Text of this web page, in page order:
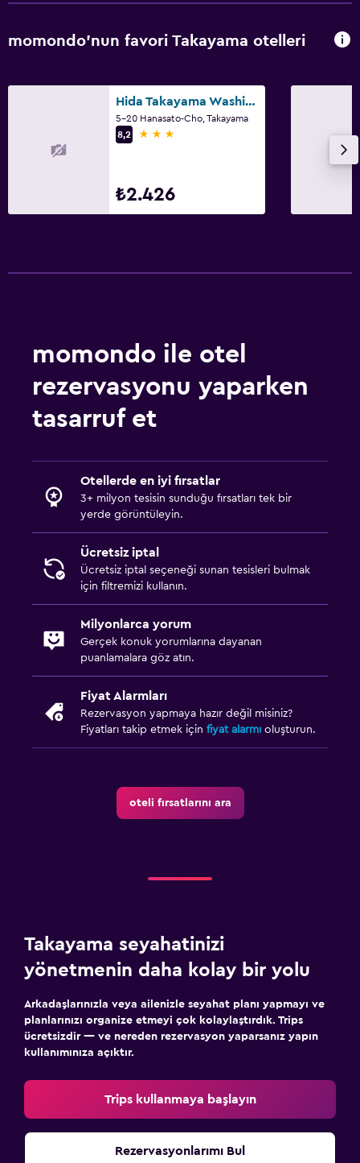
Elbise askılığı
Havuz ve spa
Masaj
Teras/Veranda
Çalışma alanı
Çalışma masası
Yapılacaklar
Termal banyo
Aile dostu
Çocuk menüsü
momondo'nun favori Takayama otelleri
Hida Takayama Washington Hotel Plaza
5-20 Hanasato-Cho, Takayama
8,2
3 yıldız
₺2.426
momondo ile otel
rezervasyonu yaparken
tasarruf et
Otellerde en iyi fırsatlar
3+ milyon tesisin sunduğu fırsatları tek bir
yerde görüntüleyin.
Ücretsiz iptal
Ücretsiz iptal seçeneği sunan tesisleri bulmak
için filtremizi kullanın.
Milyonlarca yorum
Gerçek konuk yorumlarına dayanan
puanlamalara göz atın.
Fiyat Alarmları
Rezervasyon yapmaya hazır değil misiniz?
Fiyatları takip etmek için fiyat alarmı oluşturun.
oteli fırsatlarını ara
Takayama seyahatinizi
yönetmenin daha kolay bir yolu
Arkadaşlarınızla veya ailenizle seyahat planı yapmayı ve
planlarınızı organize etmeyi çok kolaylaştırdık. Trips
ücretsizdir — ve nereden rezervasyon yaparsanız yapın
kullanımınıza açıktır.
Trips kullanmaya başlayın
Rezervasyonlarımı Bul